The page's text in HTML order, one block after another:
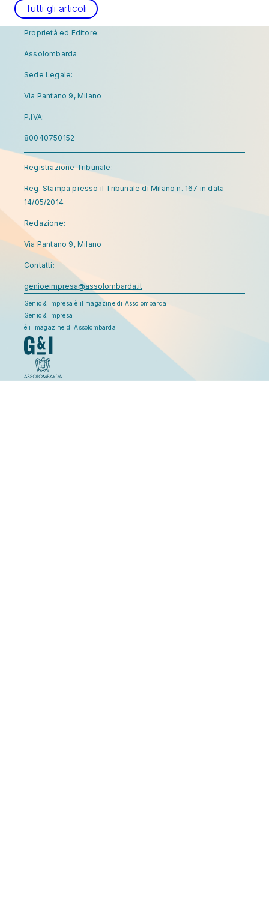
Tutti gli articoli
Proprietà ed Editore:
Assolombarda
Sede Legale:
Via Pantano 9, Milano
P.IVA:
80040750152
Registrazione Tribunale:
Reg. Stampa presso il Tribunale di Milano n. 167 in data
14/05/2014
Redazione:
Via Pantano 9, Milano
Contatti:
genioeimpresa@assolombarda.it
Genio & Impresa è il magazine di Assolombarda
Genio & Impresa
è il magazine di Assolombarda